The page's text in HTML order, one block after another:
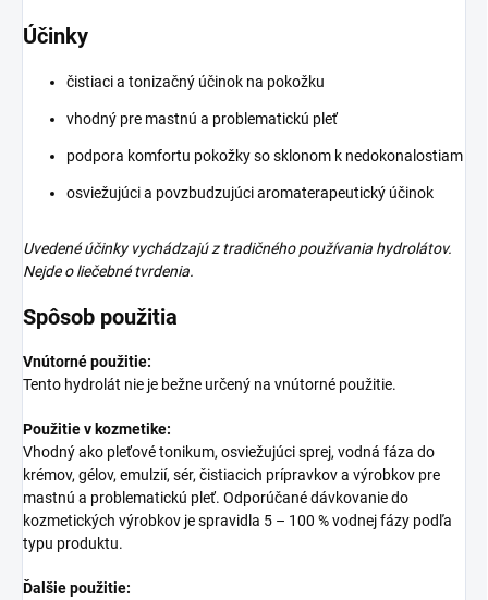
Účinky
čistiaci a tonizačný účinok na pokožku
vhodný pre mastnú a problematickú pleť
podpora komfortu pokožky so sklonom k nedokonalostiam
osviežujúci a povzbudzujúci aromaterapeutický účinok
Uvedené účinky vychádzajú z tradičného používania hydrolátov.
Nejde o liečebné tvrdenia.
Spôsob použitia
Vnútorné použitie:
Tento hydrolát nie je bežne určený na vnútorné použitie.
Použitie v kozmetike:
Vhodný ako pleťové tonikum, osviežujúci sprej, vodná fáza do
krémov, gélov, emulzií, sér, čistiacich prípravkov a výrobkov pre
mastnú a problematickú pleť. Odporúčané dávkovanie do
kozmetických výrobkov je spravidla 5 – 100 % vodnej fázy podľa
typu produktu.
Ďalšie použitie: